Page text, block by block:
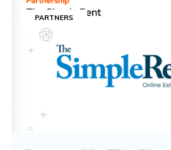
PARTNERS